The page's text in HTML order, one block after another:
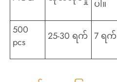
ပါ။
500
pcs
25-30 ရက် 7 ရက်